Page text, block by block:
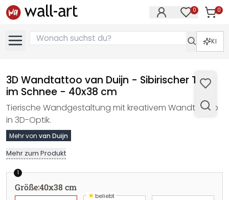
0 0
KI
3D Wandtattoo van Duijn - Sibirischer Tiger
im Schnee - 40x38 cm
Tierische Wandgestaltung mit kreativem Wandtattoo
in 3D-Optik.
Mehr von van Duijn
Mehr zum Produkt
1
Größe:40x38 cm
★beliebt